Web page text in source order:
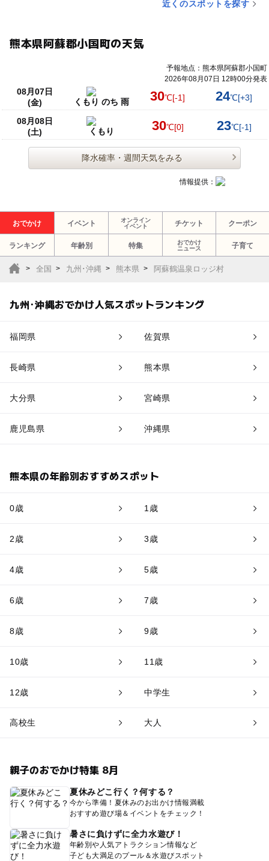
近くのスポットを探す
熊本県阿蘇郡小国町の天気
予報地点：熊本県阿蘇郡小国町
2026年08月07日 12時00分発表
08月07日
(金)
くもり のち 雨 30℃[-1] 24℃[+3]
08月08日
(土)
くもり 30℃[0] 23℃[-1]
降水確率・週間天気をみる
情報提供：
おでかけ イベント
オンライン
イベント
チケット クーポン
ランキング 年齢別 特集
おでかけ
ニュース
子育て
全国 九州･沖縄 熊本県 阿蘇鶴温泉ロッジ村
九州･沖縄おでかけ人気スポットランキング
福岡県 佐賀県
長崎県 熊本県
大分県 宮崎県
鹿児島県 沖縄県
熊本県の年齢別おすすめスポット
0歳 1歳
2歳 3歳
4歳 5歳
6歳 7歳
8歳 9歳
10歳 11歳
12歳 中学生
高校生 大人
親子のおでかけ特集 8月
夏休みどこ行く？何する？
今から準備！夏休みのお出かけ情報満載
おすすめ遊び場＆イベントをチェック！
暑さに負けずに全力水遊び！
年齢別や人気アトラクション情報など
子ども大満足のプール＆水遊びスポット